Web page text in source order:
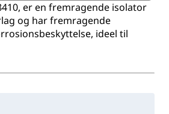
er en fremragende isolator
og har fremragende
ideel til